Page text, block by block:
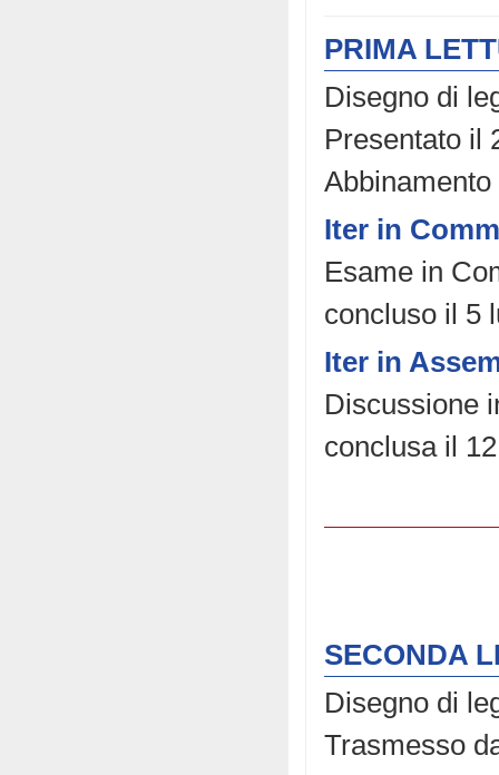
PRIMA
Disegno di
Presentato il
Iter in
Esame in
concluso il 5
Iter in
Discussione
conclusa il
SECONDA
Disegno di
Trasmesso